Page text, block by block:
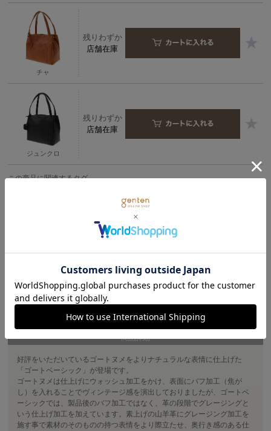
チャ
残りわずか
店舗在庫
ジュンクロ
残りわずか
店舗在庫
この商品に関連するタグ
＃ナチュラル トートバッグ
＃ベーシック トートバッグ
＃トートバッグ 仕上げ加工 ＃トートバッグ 弾力性
＃トートバッグ ウォッシュ加工 ＃トートバッグ 新色
商品詳細
好評をいただいているゴートヌメをよりナチュラルな表情に仕上げた
「ゴートベーシック」が登場です。
ゴートヌメは仕上げにウォッシュ加工をかけ、表面にバフ加工（焦が
し）を入れることでヴィンテージ感を演出しておりましたが、ゴートベ
ーシックでは、製品後のバフ加工ではなく、革の段階でグレージングと
いう仕上げ加工を加えています。素上げの山羊革にグレージング加工を
施す事で素材のそのものの持つ表情をより際立たせ、奥行き感のある仕